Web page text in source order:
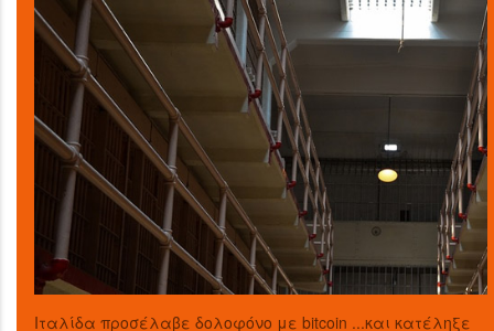
Ιταλίδα προσέλαβε δολοφόνο με bitcoin ...και κατέληξε